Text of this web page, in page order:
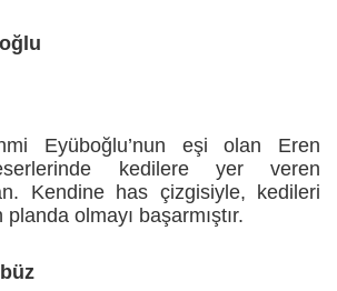
Eyüboğlu’nun eşi olan Eren
kedilere yer veren
Kendine has çizgisiyle, kedileri
olmayı başarmıştır.